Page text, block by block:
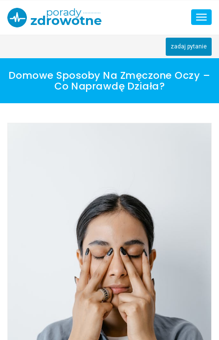
content
zadaj pytanie
Domowe Sposoby Na Zmęczone Oczy –
Co Naprawdę Działa?